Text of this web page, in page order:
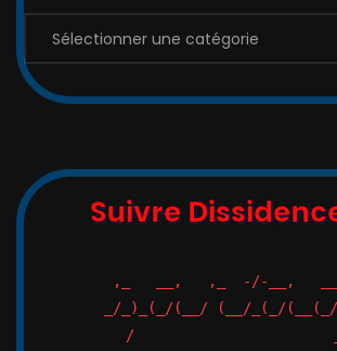
Catégories
Suivre
,_   __,   ,_  -/-__,   __
_/_)_(_/(__/ (__/_(_/(__(_/
/